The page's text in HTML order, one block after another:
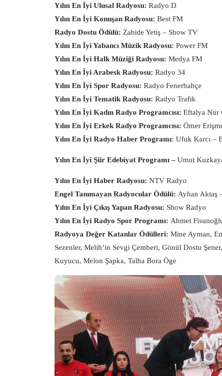
Yılın En İyi Ulusal Radyosu: Radyo D
Yılın En İyi Konuşan Radyosu: Best FM
Radyo Dostu Ödülü: Zahide Yetiş – Show TV
Yılın En İyi Yabancı Müzik Radyosu: Power FM
Yılın En İyi Halk Müziği Radyosu: Medya FM
Yılın En İyi Arabesk Radyosu: Radyo 34
Yılın En İyi Spor Radyosu: Radyo Fenerbahçe
Yılın En İyi Tematik Radyosu: Radyo Trafik
Yılın En İyi Kadın Radyo Programcısı: Eftalya Nur
Yılın En İyi Erkek Radyo Programcısı: Ömer
Yılın En İyi Radyo Haber Programı: Ufuk Karcı –
Yılın En İyi Şiir Edebiyat Programı – Umut
Yılın En İyi Haber Radyosu: NTV Radyo
Engel Tanımayan Radyocular Ödülü: Ayhan Aktaş
Yılın En İyi Çıkış Yapan Radyosu: Show Radyo
Yılın En İyi Radyo Spor Programı: Ahmet
Radyoya Değer Katanlar Ödülleri: Mine Ayman,
Sezenler, Melih’in Sevgi Çemberi, Gönül Dostu
Kuyucu, Melon Şapka, Talha Bora Öge